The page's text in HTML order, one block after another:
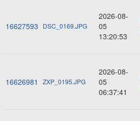
16627593 DSC_0169.JPG
2026-08-
05
13:20:53
16626981 ZXP_0195.JPG
2026-08-
05
06:37:41